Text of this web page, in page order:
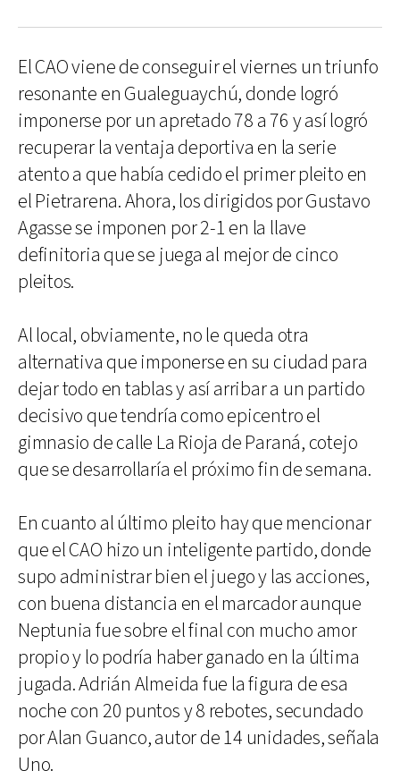
El CAO viene de conseguir el viernes un triunfo
resonante en Gualeguaychú, donde logró
imponerse por un apretado 78 a 76 y así logró
recuperar la ventaja deportiva en la serie
atento a que había cedido el primer pleito en
el Pietrarena. Ahora, los dirigidos por Gustavo
Agasse se imponen por 2-1 en la llave
definitoria que se juega al mejor de cinco
pleitos.
Al local, obviamente, no le queda otra
alternativa que imponerse en su ciudad para
dejar todo en tablas y así arribar a un partido
decisivo que tendría como epicentro el
gimnasio de calle La Rioja de Paraná, cotejo
que se desarrollaría el próximo fin de semana.
En cuanto al último pleito hay que mencionar
que el CAO hizo un inteligente partido, donde
supo administrar bien el juego y las acciones,
con buena distancia en el marcador aunque
Neptunia fue sobre el final con mucho amor
propio y lo podría haber ganado en la última
jugada. Adrián Almeida fue la figura de esa
noche con 20 puntos y 8 rebotes, secundado
por Alan Guanco, autor de 14 unidades, señala
Uno.